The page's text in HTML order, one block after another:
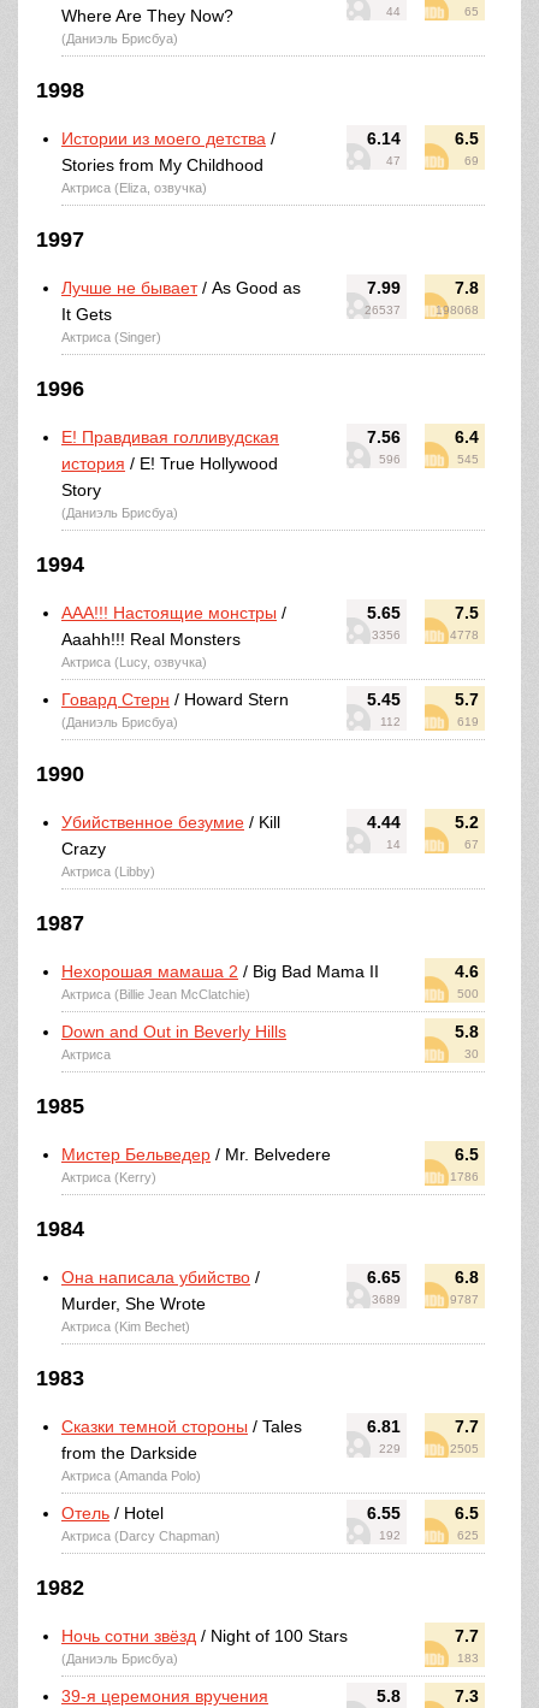
44 65
Where Are They Now?
(Даниэль Брисбуа)
1998
6.14
47
6.5
69
Истории из моего детства /
Stories from My Childhood
Актриса (Eliza, озвучка)
1997
7.99
26537
7.8
198068
Лучше не бывает/ As Good as
It Gets
Актриса (Singer)
1996
7.56
596
6.4
545
E! Правдивая голливудская
история / E! True Hollywood
Story
(Даниэль Брисбуа)
1994
5.65
3356
7.5
4778
ААА!!! Настоящие монстры /
Aaahh!!! Real Monsters
Актриса (Lucy, озвучка)
5.45
112
5.7
619
Говард Стерн / Howard Stern
(Даниэль Брисбуа)
1990
4.44
14
5.2
67
Убийственное безумие / Kill
Crazy
Актриса (Libby)
1987
4.6
500
Нехорошая мамаша 2 / Big Bad Mama II
Актриса (Billie Jean McClatchie)
5.8
30
Down and Out in Beverly Hills
Актриса
1985
6.5
1786
Мистер Бельведер / Mr. Belvedere
Актриса (Kerry)
1984
6.65
3689
6.8
9787
Она написала убийство /
Murder, She Wrote
Актриса (Kim Bechet)
1983
6.81
229
7.7
2505
Сказки темной стороны / Tales
from the Darkside
Актриса (Amanda Polo)
6.55
192
6.5
625
Отель / Hotel
Актриса (Darcy Chapman)
1982
7.7
183
Ночь сотни звёзд / Night of 100 Stars
(Даниэль Брисбуа)
5.8 7.3
39-я церемония вручения